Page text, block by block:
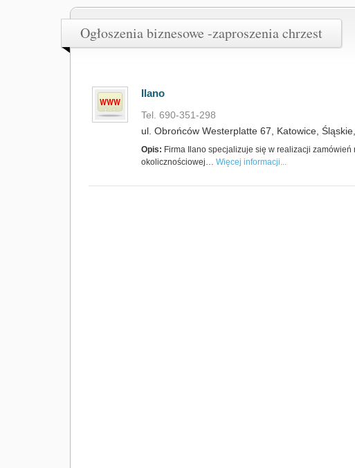
Ogłoszenia biznesowe -zaproszenia chrzest
Ilano
Tel. 690-351-298
ul. Obrońców Westerplatte 67, Katowice,
Opis: Firma Ilano specjalizuje się w realizacji
okolicznościowej… Więcej informacji...